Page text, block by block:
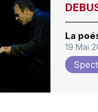
La
19 Mai